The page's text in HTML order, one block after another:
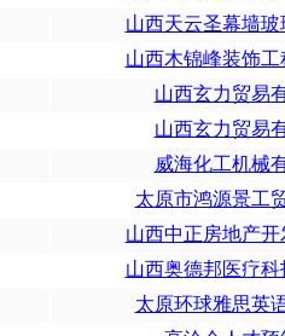
山西天云圣幕墙
山西木锦峰装饰
山西玄力贸易
山西玄力贸易
威海化工机械
太原市鸿源景工
山西中正房地产
山西奥德邦医疗
太原环球雅思英